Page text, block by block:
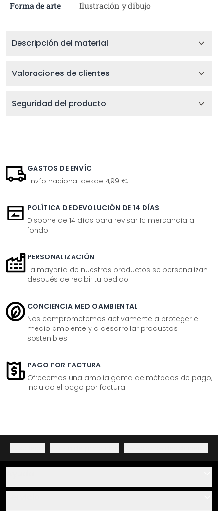
Forma de arte Ilustración y dibujo
Descripción del material
Valoraciones de clientes
Seguridad del producto
GASTOS DE ENVÍO
Envío nacional desde 4,99 €.
POLÍTICA DE DEVOLUCIÓN DE 14 DÍAS
Dispone de 14 días para revisar la mercancía a
fondo.
PERSONALIZACIÓN
La mayoría de nuestros productos se personalizan
después de recibir tu pedido.
CONCIENCIA MEDIOAMBIENTAL
Nos comprometemos activamente a proteger el
medio ambiente y a desarrollar productos
sostenibles.
PAGO POR FACTURA
Ofrecemos una amplia gama de métodos de pago,
incluido el pago por factura.
· ·